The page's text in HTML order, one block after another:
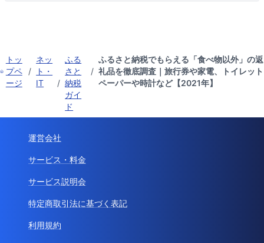
トッ
プペ
ージ
/
ネッ
ト・
IT
/
ふる
さと
納税
ガイ
ド
/
ふるさと納税でもらえる「食べ物以外」の返
礼品を徹底調査｜旅行券や家電、トイレット
ペーパーや時計など【2021年】
運営会社
サービス・料金
サービス説明会
特定商取引法に基づく表記
利用規約